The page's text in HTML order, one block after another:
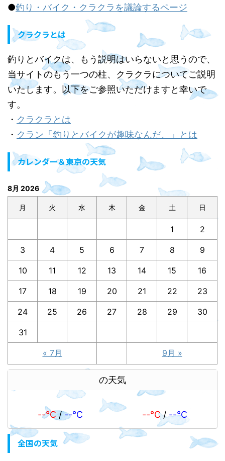
●釣り・バイク・クラクラを議論するページ
クラクラとは
釣りとバイクは、もう説明はいらないと思うので、
当サイトのもう一つの柱、クラクラについてご説明
いたします。以下をご参照いただけますと幸いで
す。
・ クラクラとは
・ クラン「釣りとバイクが趣味なんだ。」とは
カレンダー＆東京の天気
8月 2026
月 火 水 木 金 土 日
1 2
3 4 5 6 7 8 9
10 11 12 13 14 15 16
17 18 19 20 21 22 23
24 25 26 27 28 29 30
31
« 7月 9月 »
の天気
--℃/--℃ --℃/--℃
全国の天気